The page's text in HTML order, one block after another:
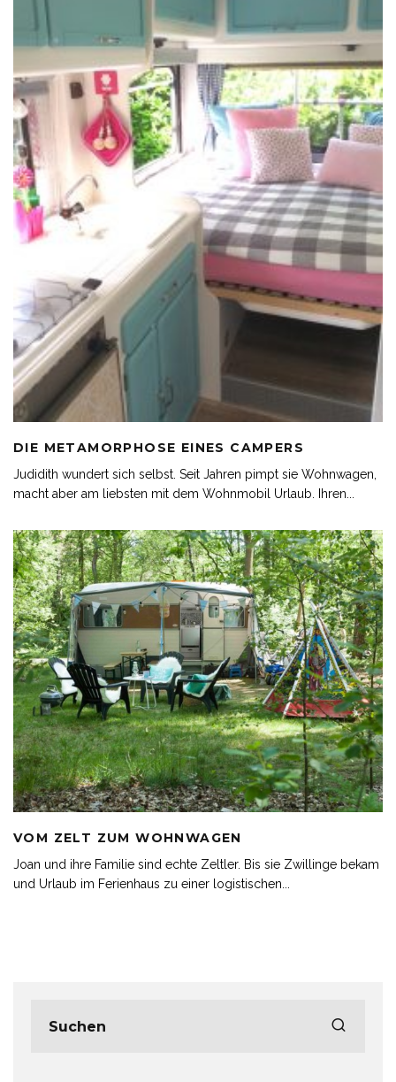
DIE METAMORPHOSE EINES CAMPERS
Judidith wundert sich selbst. Seit Jahren pimpt sie Wohnwagen,
macht aber am liebsten mit dem Wohnmobil Urlaub. Ihren...
VOM ZELT ZUM WOHNWAGEN
Joan und ihre Familie sind echte Zeltler. Bis sie Zwillinge bekam
und Urlaub im Ferienhaus zu einer logistischen...